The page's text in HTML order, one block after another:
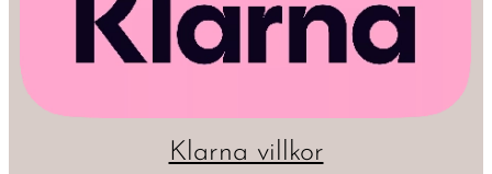
Klarna villkor